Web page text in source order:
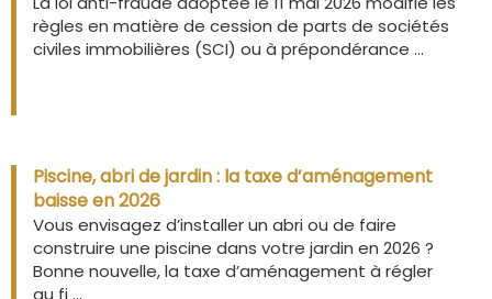
règles en matière de cession de parts de sociétés
civiles immobilières (SCI) ou à prépondérance ...
Piscine, abri de jardin : la taxe d’aménagement
baisse en 2026
Vous envisagez d’installer un abri ou de faire
construire une piscine dans votre jardin en 2026 ?
Bonne nouvelle, la taxe d’aménagement à régler
au fi ...